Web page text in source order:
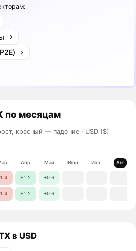
по месяцам
красный — падение · USD ($)
Апр Май Июн Июл Авг
+1.2 +0.6
+1.2 +0.6
в USD